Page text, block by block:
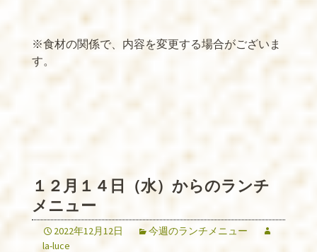
※食材の関係で、内容を変更する場合がございま
す。
１２月１４日（水）からのランチ
メニュー
2022年12月12日
今週のランチメニュー
la-luce